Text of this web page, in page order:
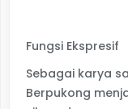
Fungsi Ekspresif
Sebagai karya
Berpukong